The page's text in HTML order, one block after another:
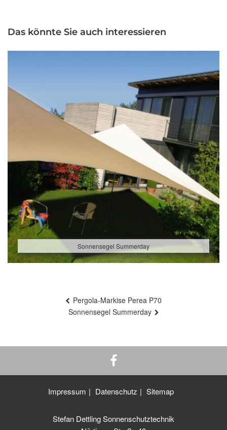
Das könnte Sie auch interessieren
Sonnensegel Summerday
Pergola-Markise Perea P70
Sonnensegel Summerday
Impressum Datenschutz Sitemap
Stefan Dettling Sonnenschutztechnik